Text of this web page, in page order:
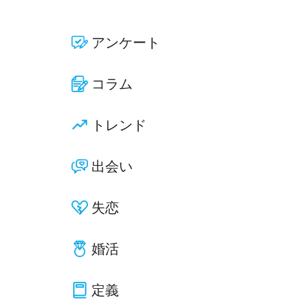
アンケート
コラム
トレンド
出会い
失恋
婚活
定義